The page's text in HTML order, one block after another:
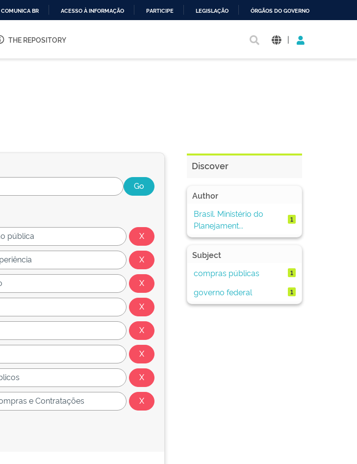
O
COMUNICA BR ACESSO À INFORMAÇÃO PARTICIPE LEGISLAÇÃO ÓRGÃOS DO GOVERNO
THE REPOSITORY |
Discover
Author
Brasil. Ministério do
Planejament...
1
Subject
compras públicas
1
governo federal 1